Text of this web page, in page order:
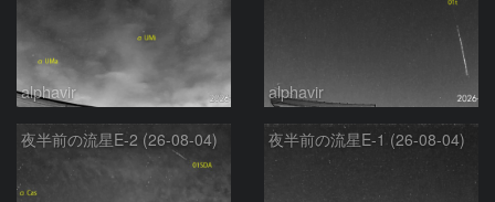
alphavir alphavir
夜半前の流星E-2 (26-08-04) 夜半前の流星E-1 (26-08-04)